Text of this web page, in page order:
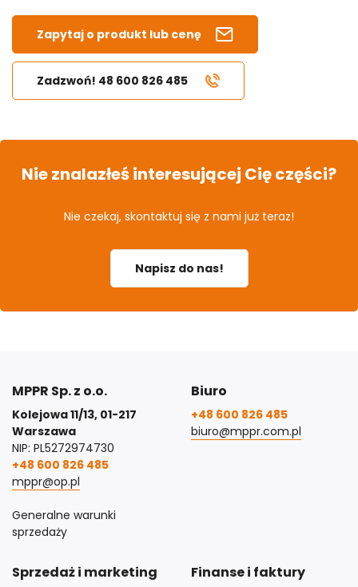
Zapytaj o produkt lub cenę
Zadzwoń! 48 600 826 485
Nie znalazłeś interesującej Cię części?
Nie czekaj, skontaktuj się z nami już teraz!
Napisz do nas!
MPPR Sp. z o.o.
Kolejowa 11/13, 01-217
Warszawa
NIP: PL5272974730
+48 600 826 485
mppr@op.pl
Generalne warunki
sprzedaży
Biuro
+48 600 826 485
biuro@mppr.com.pl
Sprzedaż i marketing Finanse i faktury